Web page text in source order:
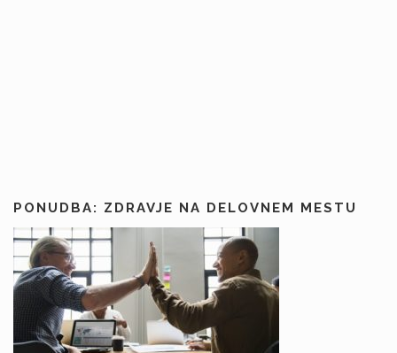
PONUDBA: ZDRAVJE NA DELOVNEM MESTU